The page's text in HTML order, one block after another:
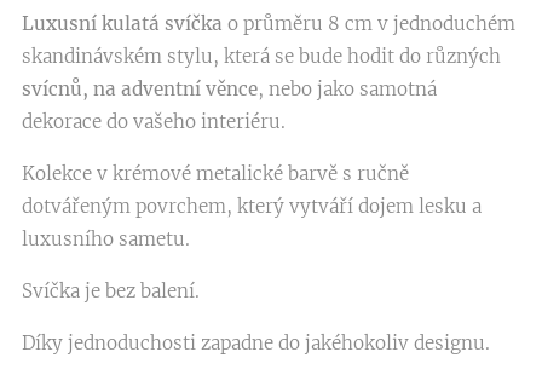
Luxusní kulatá svíčka o průměru 8 cm v jednoduchém
skandinávském stylu, která se bude hodit do různých
svícnů, na adventní věnce, nebo jako samotná
dekorace do vašeho interiéru.
Kolekce v krémové metalické barvě s ručně
dotvářeným povrchem, který vytváří dojem lesku a
luxusního sametu.
Svíčka je bez balení.
Díky jednoduchosti zapadne do jakéhokoliv designu.